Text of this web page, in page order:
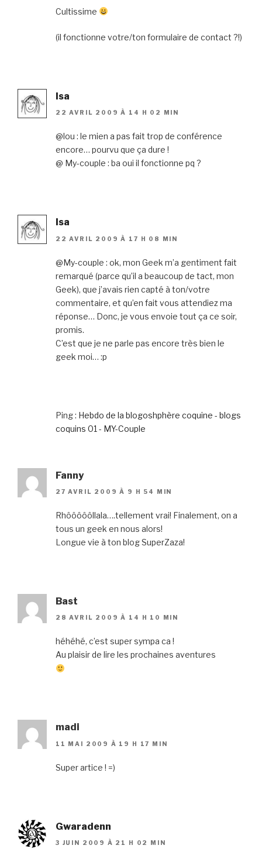
Cultissime
(il fonctionne votre/ton formulaire de contact ?!)
Isa
22 AVRIL 2009 À 14 H 02 MIN
@lou : le mien a pas fait trop de conférence
encore… pourvu que ça dure !
@ My-couple : ba oui il fonctionne pq ?
Isa
22 AVRIL 2009 À 17 H 08 MIN
@My-couple : ok, mon Geek m’a gentiment fait
remarqué (parce qu’il a beaucoup de tact, mon
Geek), que j’avais rien capté à ton/votre
commentaire, et qu’en fait vous attendiez ma
réponse… Donc, je vous envoie tout ça ce soir,
promis.
C’est que je ne parle pas encore très bien le
geek moi… :p
Ping : Hebdo de la blogoshphère coquine - blogs
coquins 01 - MY-Couple
Fanny
27 AVRIL 2009 À 9 H 54 MIN
Rhôôôôôllala….tellement vrai! Finalement, on a
tous un geek en nous alors!
Longue vie à ton blog SuperZaza!
Bast
28 AVRIL 2009 À 14 H 10 MIN
héhéhé, c’est super sympa ca !
Au plaisir de lire les prochaines aventures
madi
11 MAI 2009 À 19 H 17 MIN
Super artice ! =)
Gwaradenn
3 JUIN 2009 À 21 H 02 MIN